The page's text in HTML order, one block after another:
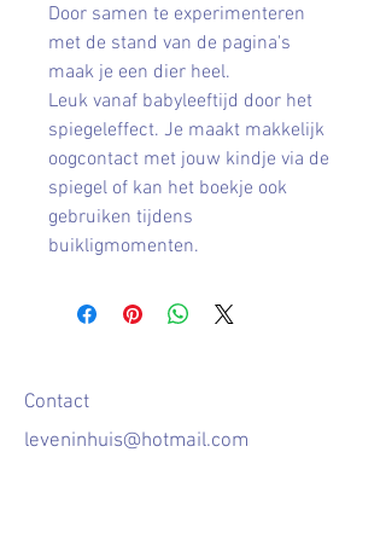
Door samen te experimenteren
met de stand van de pagina's
maak je een dier heel.
Leuk vanaf babyleeftijd door het
spiegeleffect. Je maakt makkelijk
oogcontact met jouw kindje via de
spiegel of kan het boekje ook
gebruiken tijdens
buikligmomenten.
Contact
leveninhuis@hotmail.com